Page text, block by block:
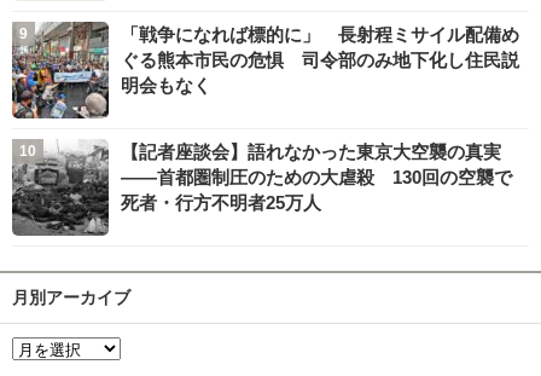
「戦争になれば標的に」 長射程ミサイル配備め
ぐる熊本市民の危惧 司令部のみ地下化し住民説
明会もなく
【記者座談会】語れなかった東京大空襲の真実
――首都圏制圧のための大虐殺 130回の空襲で
死者・行方不明者25万人
月別アーカイブ